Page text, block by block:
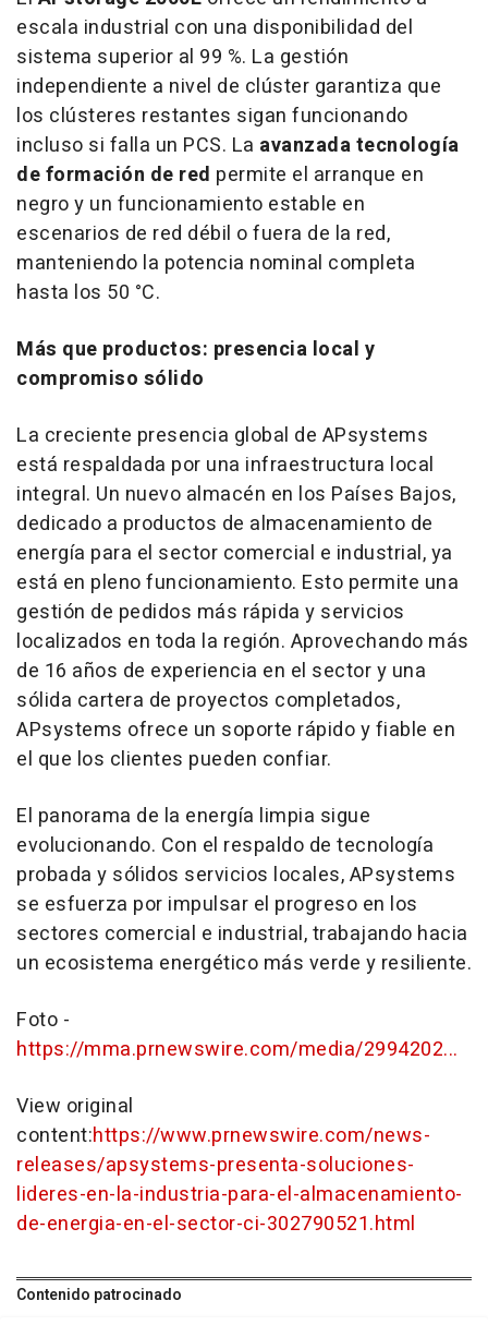
escala industrial con una disponibilidad del
sistema superior al 99 %. La gestión
independiente a nivel de clúster garantiza que
los clústeres restantes sigan funcionando
incluso si falla un PCS. La avanzada tecnología
de formación de red permite el arranque en
negro y un funcionamiento estable en
escenarios de red débil o fuera de la red,
manteniendo la potencia nominal completa
hasta los 50 °C.
Más que productos: presencia local y
compromiso sólido
La creciente presencia global de APsystems
está respaldada por una infraestructura local
integral. Un nuevo almacén en los Países Bajos,
dedicado a productos de almacenamiento de
energía para el sector comercial e industrial, ya
está en pleno funcionamiento. Esto permite una
gestión de pedidos más rápida y servicios
localizados en toda la región. Aprovechando más
de 16 años de experiencia en el sector y una
sólida cartera de proyectos completados,
APsystems ofrece un soporte rápido y fiable en
el que los clientes pueden confiar.
El panorama de la energía limpia sigue
evolucionando. Con el respaldo de tecnología
probada y sólidos servicios locales, APsystems
se esfuerza por impulsar el progreso en los
sectores comercial e industrial, trabajando hacia
un ecosistema energético más verde y resiliente.
Foto -
https://mma.prnewswire.com/media/2994202...
View original
content:https://www.prnewswire.com/news-
releases/apsystems-presenta-soluciones-
lideres-en-la-industria-para-el-almacenamiento-
de-energia-en-el-sector-ci-302790521.html
Contenido patrocinado